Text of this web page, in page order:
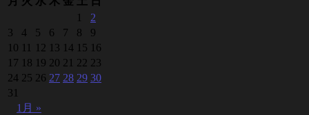
1
2
3
4 5 6 7 8
9
10 11 12 13 14 15 16
17 18 19 20 21 22 23
24 25 26 27 28 29 30
31
1月 »